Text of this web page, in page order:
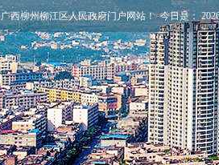
广西柳州柳江区人民政府门户网站！ 今日是：